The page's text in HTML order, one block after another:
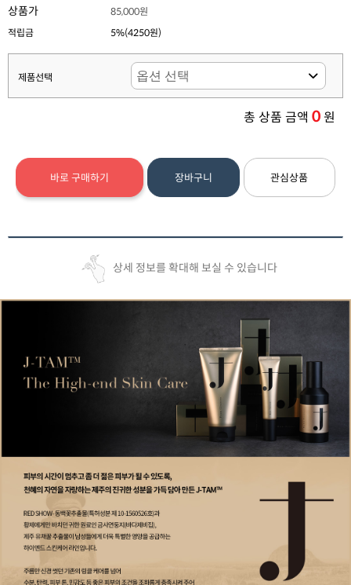
상품가
85,000원
적립금
5%(4250원)
제품선택
총 상품 금액 0원
바로 구매하기 장바구니 관심상품
상세 정보를 확대해 보실 수 있습니다